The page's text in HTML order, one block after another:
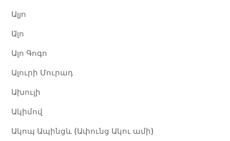
Ալյո
Ա̈լո
Ալո Գոգո
Ալուրի Մուրադ
Ախուլի
Ակիմով
Ակոպ Ապինցև (Ափունց Ակու ամի)